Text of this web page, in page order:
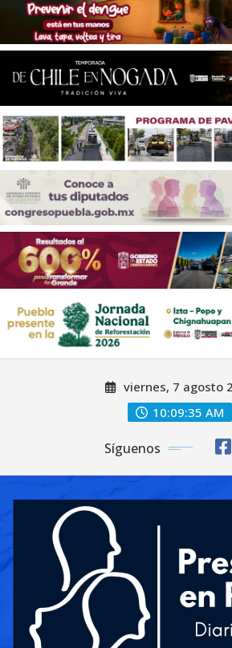
viernes, 7 agosto
10:09:36 AM
Síguenos